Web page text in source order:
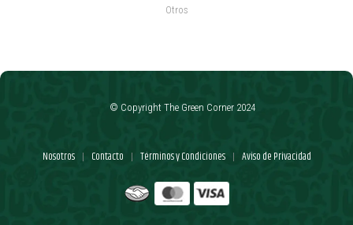
Otros
Nosotros | Contacto | Términos y Condiciones | Aviso de Privacidad
© Copyright The Green Corner 2024